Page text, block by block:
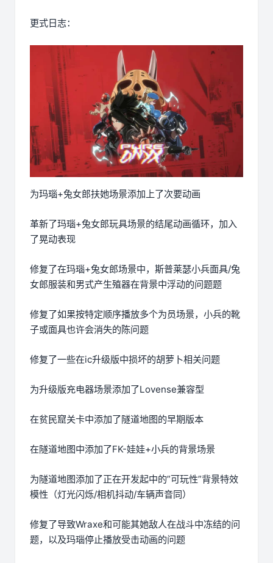
更式日志：
为玛瑙+兔女郎扶她场景添加上了次要动画
革新了玛瑙+兔女郎玩具场景的结尾动画循环，加入
了晃动表现
修复了在玛瑙+兔女郎场景中，斯普莱瑟小兵面具/兔
女郎服装和男式产生殖器在背景中浮动的问题题
修复了如果按特定顺序播放多个为员场景，小兵的靴
子或面具也许会消失的陈问题
修复了一些在ic升级版中损坏的胡萝卜相关问题
为升级版充电器场景添加了Lovense兼容型
在贫民窟关卡中添加了隧道地图的早期版本
在隧道地图中添加了FK-娃娃+小兵的背景场景
为隧道地图添加了正在开发起中的”可玩性”背景特效
模性（灯光闪烁/相机抖动/车辆声音同）
修复了导致Wraxe和可能其她敌人在战斗中冻结的问
题，以及玛瑙停止播放受击动画的问题